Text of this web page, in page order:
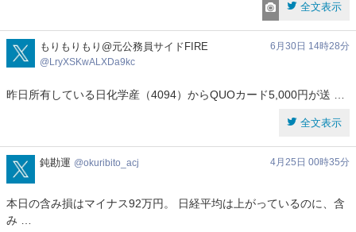
全文表示
LryXSKwALXDa9kc
もりもりもり@元公務員サイドFIRE
LryXSKwALXDa9kc
6月30日 14時28分
昨日所有している日化学産（4094）からQUOカード5,000円が送 …
全文表示
okuribito_acj
鈍勘運 okuribito_acj 4月25日 00時35分
本日の含み損はマイナス92万円。 日経平均は上がっているのに、含
み …